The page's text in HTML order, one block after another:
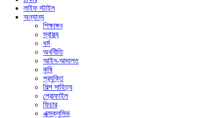
লাইফ স্টাইল
অন্যান্য
শিক্ষাঙ্গন
স্বাস্থ্য
ধর্ম
অর্থনীতি
আইন-আদালত
কৃষি
প্রযুক্তি
শিল্প সাহিত্য
প্রোফাইল
ফিচার
এক্সক্লুসিভ